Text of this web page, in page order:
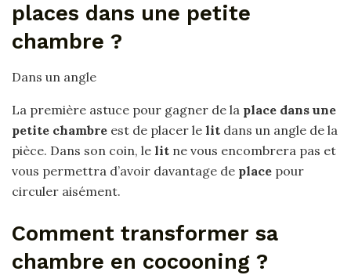
places dans une petite
chambre ?
Dans un angle
La première astuce pour gagner de la place dans une
petite chambre est de placer le lit dans un angle de la
pièce. Dans son coin, le lit ne vous encombrera pas et
vous permettra d’avoir davantage de place pour
circuler aisément.
Comment transformer sa
chambre en cocooning ?